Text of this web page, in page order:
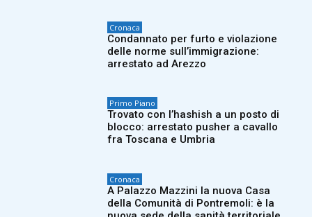
Cronaca
Condannato per furto e violazione
delle norme sull’immigrazione:
arrestato ad Arezzo
Primo Piano
Trovato con l’hashish a un posto di
blocco: arrestato pusher a cavallo
fra Toscana e Umbria
Cronaca
A Palazzo Mazzini la nuova Casa
della Comunità di Pontremoli: è la